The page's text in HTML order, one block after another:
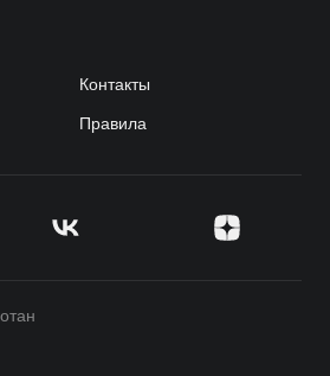
Контакты
Правила